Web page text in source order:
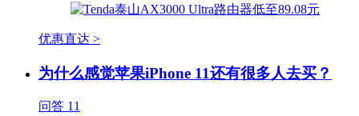
优惠直达 >
为什么感觉苹果iPhone 11还有很多人去买？
问答 11